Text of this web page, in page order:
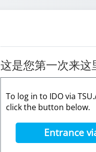
这是您第一次来这
To log in to IDO via
click the button below.
Entrance